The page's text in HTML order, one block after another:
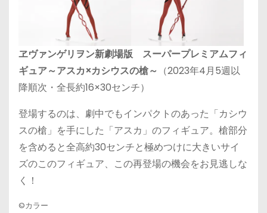
ヱヴァンゲリヲン新劇場版 スーパープレミアムフィ
ギュア～アスカ×カシウスの槍～ （2023年4月5週以
降順次・全長約16×30センチ）
登場するのは、劇中でもインパクトのあった「カシウ
スの槍」を手にした「アスカ」のフィギュア。槍部分
を含めると全高約30センチと極めつけに大きいサイ
ズのこのフィギュア、この再登場の機会をお見逃しな
く！
©カラー